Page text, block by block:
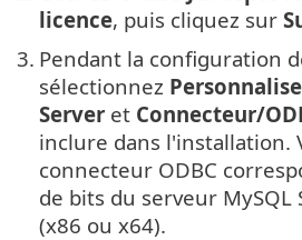
licence, puis cliquez sur
3. Pendant la configuration
sélectionnez
Server et Connecteur/
inclure dans l'installation.
connecteur ODBC
de bits du serveur MySQL
(x86 ou x64).